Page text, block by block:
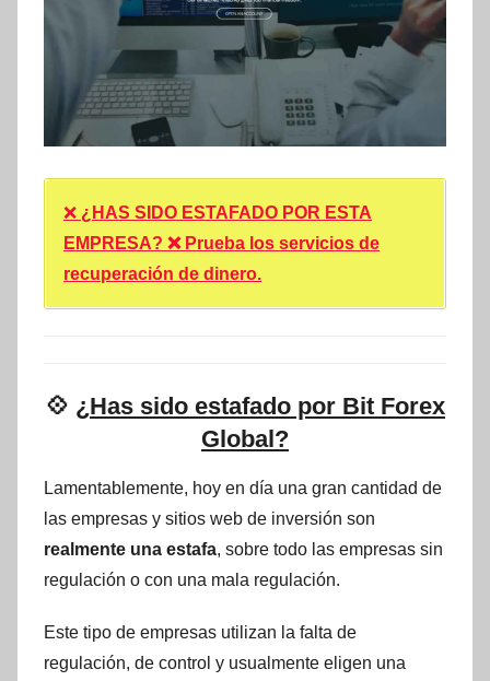
❌ ¿HAS SIDO ESTAFADO POR ESTA
EMPRESA? ❌ Prueba los servicios de
recuperación de dinero.
💠 ¿Has sido estafado por Bit Forex
Global?
Lamentablemente, hoy en día una gran cantidad de
las empresas y sitios web de inversión son
realmente una estafa, sobre todo las empresas sin
regulación o con una mala regulación.
Este tipo de empresas utilizan la falta de
regulación, de control y usualmente eligen una